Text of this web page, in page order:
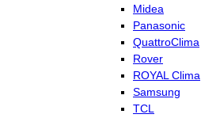
Midea
Panasonic
QuattroClima
Rover
ROYAL Clima
Samsung
TCL